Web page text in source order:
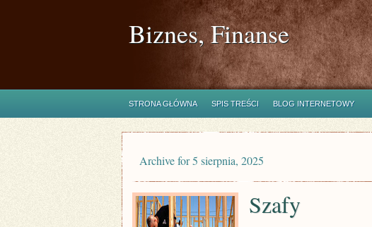
Biznes, Finanse
STRONA GŁÓWNA SPIS TREŚCI BLOG INTERNETOWY
Archive for 5 sierpnia, 2025
Szafy